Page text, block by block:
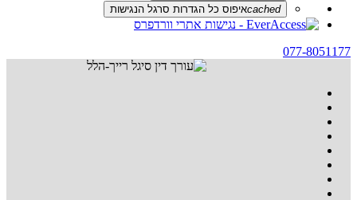
cachedאיפוס כל הגדרות סרגל הנגישות
077-8051177